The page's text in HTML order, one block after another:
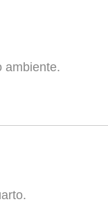
ambiente.